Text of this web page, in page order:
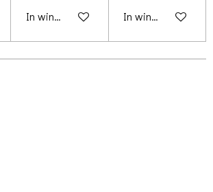
In winkelwagen In winkelwagen